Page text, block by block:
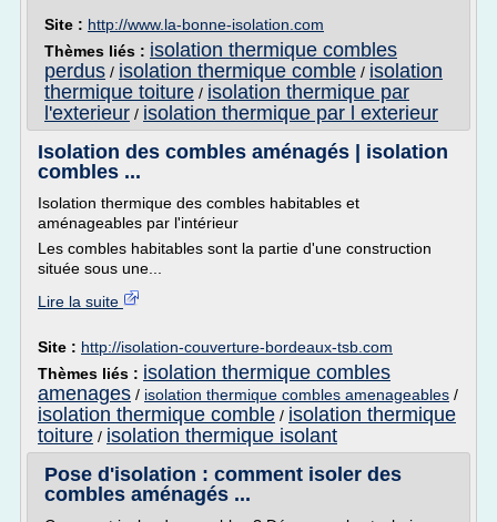
Site : http://www.la-bonne-isolation.com
Thèmes liés : isolation thermique combles
perdus / isolation thermique comble / isolation
thermique toiture / isolation thermique par
l'exterieur / isolation thermique par l exterieur
Isolation des combles aménagés | isolation
combles ...
Isolation thermique des combles habitables et
aménageables par l'intérieur
Les combles habitables sont la partie d'une construction
située sous une...
Lire la suite
Site : http://isolation-couverture-bordeaux-tsb.com
Thèmes liés : isolation thermique combles
amenages / isolation thermique combles amenageables /
isolation thermique comble / isolation thermique
toiture / isolation thermique isolant
Pose d'isolation : comment isoler des
combles aménagés ...